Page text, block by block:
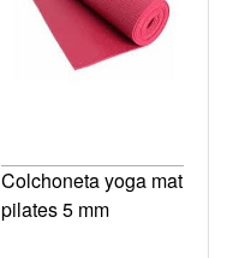
Colchoneta yoga mat
pilates 5 mm